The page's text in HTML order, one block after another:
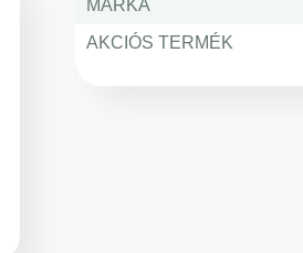
MÁRKA
AKCIÓS TERMÉK